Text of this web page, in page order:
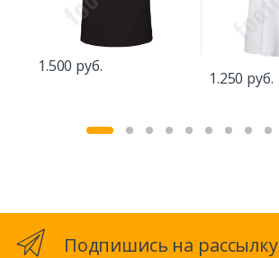
1.500 руб.
1.250 руб.
Подпишись на рассылку